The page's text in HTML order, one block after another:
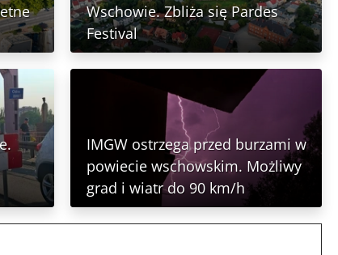
Wschowie. Zbliża się Pardes
Festival
IMGW ostrzega przed burzami w
powiecie wschowskim. Możliwy
grad i wiatr do 90 km/h